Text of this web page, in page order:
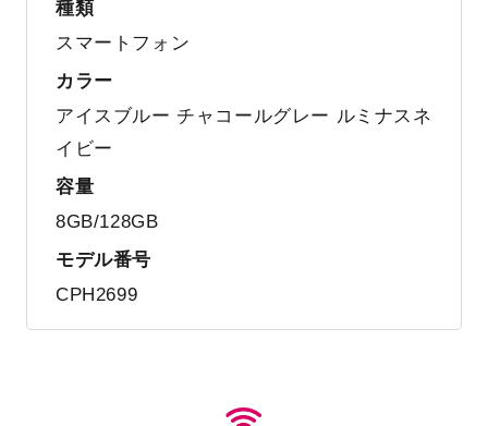
種類
スマートフォン
カラー
アイスブルー チャコールグレー ルミナスネ
イビー
容量
8GB/128GB
モデル番号
CPH2699